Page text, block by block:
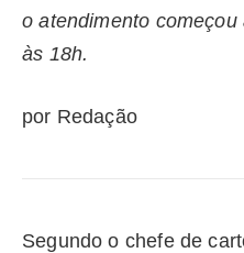
o atendimento
às 18h.
por Redação
Segundo o chefe de